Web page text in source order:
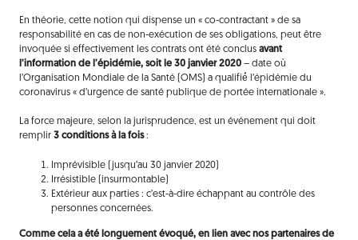
En théorie, cette notion qui dispense un « co-contractant » de sa
responsabilité en cas de non-exécution de ses obligations, peut être
invoquée si effectivement les contrats ont été conclus avant
l’information de l’épidémie, soit le 30 janvier 2020– date où
l’Organisation Mondiale de la Santé (OMS) a qualifié́ l’épidémie du
coronavirus « d’urgence de santé publique de portée internationale ».
La force majeure, selon la jurisprudence, est un événement qui doit
remplir 3 conditions à la fois:
Imprévisible (jusqu’au 30 janvier 2020)
Irrésistible (insurmontable)
Extérieur aux parties : c’est-à-dire échappant au contrôle des
personnes concernées.
Comme cela a été longuement évoqué, en lien avec nos partenaires de